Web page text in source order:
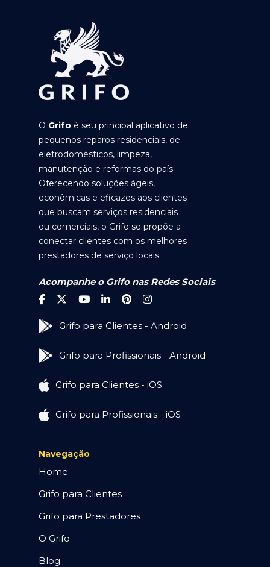
O Grifo é seu principal aplicativo de
pequenos reparos residenciais, de
eletrodomésticos, limpeza,
manutenção e reformas do país.
Oferecendo soluções ágeis,
econômicas e eficazes aos clientes
que buscam serviços residenciais
ou comerciais, o Grifo se propõe a
conectar clientes com os melhores
prestadores de serviço locais.
Acompanhe o Grifo nas Redes Sociais
Grifo para Clientes - Android
Grifo para Profissionais - Android
Grifo para Clientes - iOS
Grifo para Profissionais - iOS
Navegação
Home
Grifo para Clientes
Grifo para Prestadores
O Grifo
Blog